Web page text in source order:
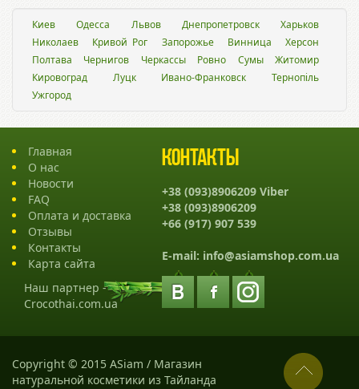
Киев Одесса Львов Днепропетровск
Харьков
Николаев
Кривой Рог Запорожье Винница
Херсон
Полтава
Чернигов Черкассы Ровно Сумы
Житомир
Кировоград
Луцк Ивано-Франковск
Тернопіль
Ужгород
Главная
О нас
Новости
FAQ
Оплата и доставка
Отзывы
Контакты
Карта сайта
Наш партнер -
Crocothai.com.ua
Контакты
+38 (093)8906209 Viber
+38 (093)8906209
+66 (917) 907 539
E-mail: info@asiamshop.com.ua
Copyright © 2015 ASiam / Магазин
натуральной косметики из Тайланда